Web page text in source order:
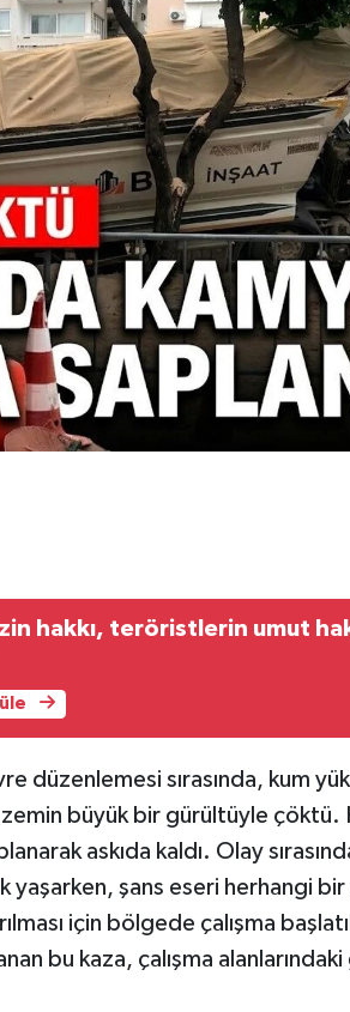
hakkı, teröristlerin umut
düzenlemesi sırasında, kum
zemin büyük bir gürültüyle çöktü.
askıda kaldı. Olay
yaşarken, şans eseri herhangi
için bölgede çalışma
bu kaza, çalışma alanlarındaki